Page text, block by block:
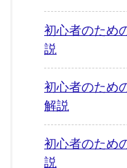
初心者のた
説
初心者のた
解説
初心者のた
説